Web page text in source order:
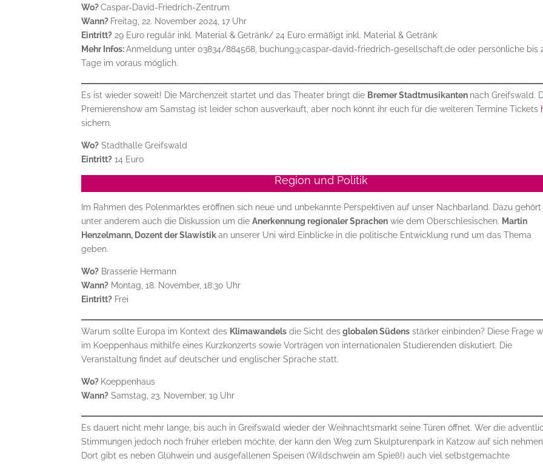
Wo?Caspar-David-Friedrich-Zentrum
Wann? Freitag, 22. November 2024, 17 Uhr
Eintritt? 29 Euro regulär inkl. Material & Getränk/ 24 Euro ermäßigt inkl. Material & Getränk
Mehr Infos:Anmeldung unter 03834/884568, buchung@caspar-david-friedrich-gesellschaft.de oder persönliche bis
Tage im voraus möglich.
Es ist wieder soweit! Die Märchenzeit startet und das Theater bringt die Bremer Stadtmusikanten nach Greifswald.
Premierenshow am Samstag ist leider schon ausverkauft, aber noch könnt ihr euch für die weiteren Termine Tickets
sichern.
Wo? Stadthalle Greifswald
Eintritt? 14 Euro
Region und Politik
Im Rahmen des Polenmarktes eröffnen sich neue und unbekannte Perspektiven auf unser Nachbarland. Dazu gehört
unter anderem auch die Diskussion um dieAnerkennung regionaler Sprachen wie dem Oberschlesischen. Martin
Henzelmann, Dozent der Slawistikan unserer Uni wird Einblicke in die politische Entwicklung rund um das Thema
geben.
Wo? Brasserie Hermann
Wann? Montag, 18. November, 18:30 Uhr
Eintritt? Frei
Warum sollte Europa im Kontext des Klimawandels die Sicht desglobalen Südens stärker einbinden? Diese Frage
im Koeppenhaus mithilfe eines Kurzkonzerts sowie Vorträgen von internationalen Studierenden diskutiert. Die
Veranstaltung findet auf deutscher und englischer Sprache statt.
Wo? Koeppenhaus
Wann? Samstag, 23. November, 19 Uhr
Es dauert nicht mehr lange, bis auch in Greifswald wieder der Weihnachtsmarkt seine Türen öffnet. Wer die
Stimmungen jedoch noch früher erleben möchte, der kann den Weg zum Skulpturenpark in Katzow auf sich
Dort gibt es neben Glühwein und ausgefallenen Speisen (Wildschwein am Spieß!) auch viel selbstgemachte